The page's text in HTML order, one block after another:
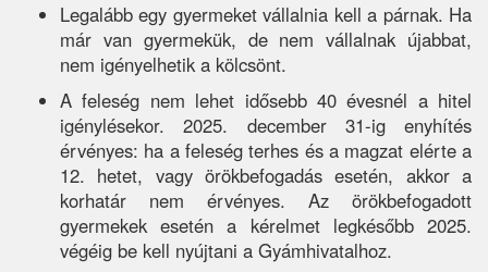
Legalább egy gyermeket vállalnia kell a párnak. Ha
már van gyermekük, de nem vállalnak újabbat,
nem igényelhetik a kölcsönt.
A feleség nem lehet idősebb 40 évesnél a hitel
igénylésekor. 2025. december 31-ig enyhítés
érvényes: ha a feleség terhes és a magzat elérte a
12. hetet, vagy örökbefogadás esetén, akkor a
korhatár nem érvényes. Az örökbefogadott
gyermekek esetén a kérelmet legkésőbb 2025.
végéig be kell nyújtani a Gyámhivatalhoz.